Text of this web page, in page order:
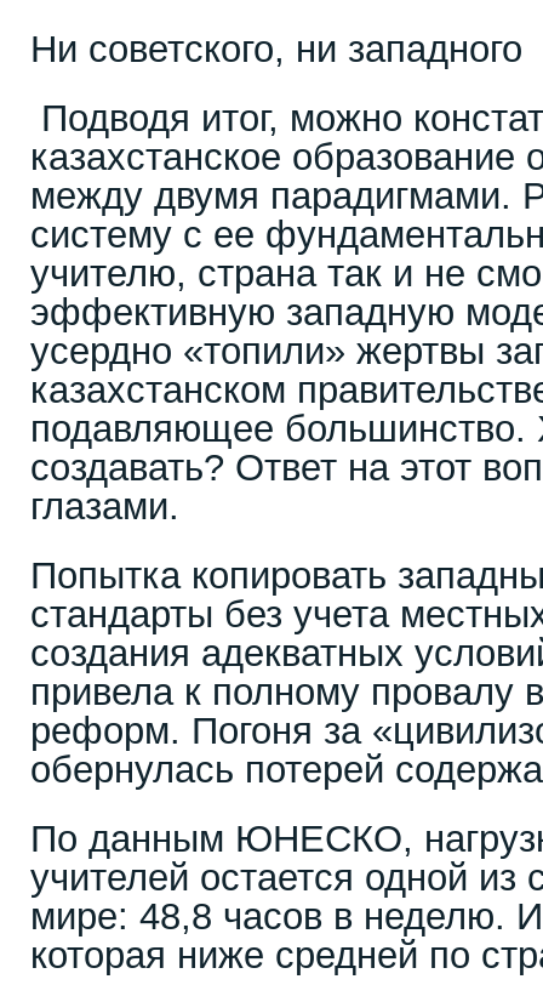
Ни советского, ни западного
Подводя итог, можно
казахстанское образование
между двумя парадигмами.
систему с ее
учителю, страна так и не
эффективную западную
усердно «топили» жертвы
казахстанском
подавляющее большинство.
создавать? Ответ на этот
глазами.
Попытка копировать
стандарты без учета
создания адекватных
привела к полному провалу
реформ. Погоня за
обернулась потерей
По данным ЮНЕСКО,
учителей остается одной из
мире: 48,8 часов в неделю.
которая ниже средней по